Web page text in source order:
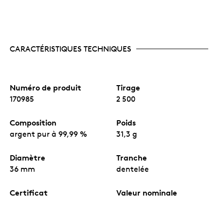
CARACTÉRISTIQUES TECHNIQUES
Numéro de produit
170985
Tirage
2 500
Composition
argent pur à 99,99 %
Poids
31,3 g
Diamètre
36 mm
Tranche
dentelée
Certificat Valeur nominale